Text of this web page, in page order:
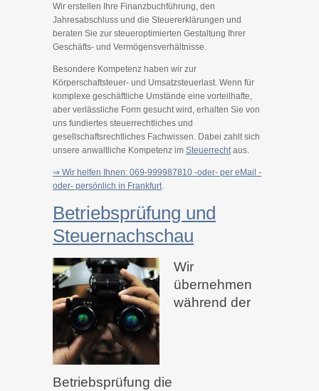
Wir erstellen Ihre Finanzbuchführung, den
Jahresabschluss und die Steuererklärungen und
beraten Sie zur steueroptimierten Gestaltung Ihrer
Geschäfts- und Vermögensverhältnisse.
Besondere Kompetenz haben wir zur
Körperschaftsteuer- und Umsatzsteuerlast. Wenn für
komplexe geschäftliche Umstände eine vorteilhafte,
aber verlässliche Form gesucht wird, erhalten Sie von
uns fundiertes steuerrechtliches und
gesellschaftsrechtliches Fachwissen. Dabei zahlt sich
unsere anwaltliche Kompetenz im Steuerrechtaus.
⇒ Wir helfen Ihnen: 069-999987810 -oder- per eMail -
oder- persönlich in Frankfurt.
Betriebsprüfung und
Steuernachschau
Wir
übernehmen
während der
Betriebsprüfung die